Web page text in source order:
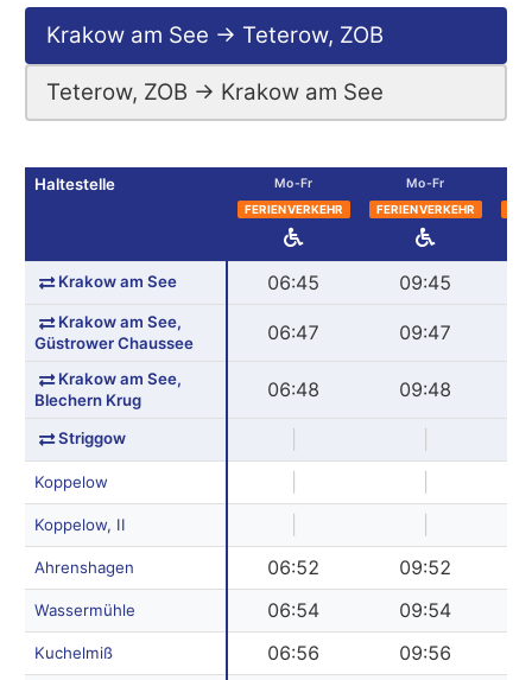
Krakow am See → Teterow, ZOB
Teterow, ZOB → Krakow am See
Haltestelle Mo-Fr
FERIENVERKEHR
Mo-Fr
FERIENVERKEHR
Krakow am See 06:45 09:45
Krakow am See,
Güstrower Chaussee
06:47 09:47
Krakow am See,
Blechern Krug
06:48 09:48
Striggow
Koppelow
Koppelow, II
Ahrenshagen 06:52 09:52
Wassermühle 06:54 09:54
Kuchelmiß 06:56 09:56